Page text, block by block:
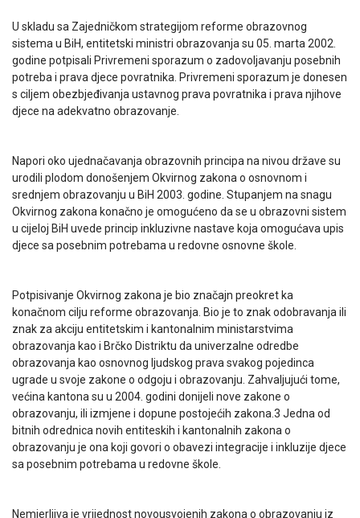
U skladu sa Zajedničkom strategijom reforme obrazovnog
sistema u BiH, entitetski ministri obrazovanja su 05. marta 2002.
godine potpisali Privremeni sporazum o zadovoljavanju posebnih
potreba i prava djece povratnika. Privremeni sporazum je donesen
s ciljem obezbjeđivanja ustavnog prava povratnika i prava njihove
djece na adekvatno obrazovanje.
Napori oko ujednačavanja obrazovnih principa na nivou države su
urodili plodom donošenjem Okvirnog zakona o osnovnom i
srednjem obrazovanju u BiH 2003. godine. Stupanjem na snagu
Okvirnog zakona konačno je omogućeno da se u obrazovni sistem
u cijeloj BiH uvede princip inkluzivne nastave koja omogućava upis
djece sa posebnim potrebama u redovne osnovne škole.
Potpisivanje Okvirnog zakona je bio značajn preokret ka
konačnom cilju reforme obrazovanja. Bio je to znak odobravanja ili
znak za akciju entitetskim i kantonalnim ministarstvima
obrazovanja kao i Brčko Distriktu da univerzalne odredbe
obrazovanja kao osnovnog ljudskog prava svakog pojedinca
ugrade u svoje zakone o odgoju i obrazovanju. Zahvaljujući tome,
većina kantona su u 2004. godini donijeli nove zakone o
obrazovanju, ili izmjene i dopune postojećih zakona.3 Jedna od
bitnih odrednica novih entiteskih i kantonalnih zakona o
obrazovanju je ona koji govori o obavezi integracije i inkluzije djece
sa posebnim potrebama u redovne škole.
Nemjerljiva je vrijednost novousvojenih zakona o obrazovanju iz